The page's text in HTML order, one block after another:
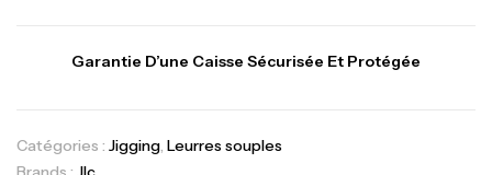
Garantie D’une Caisse Sécurisée Et Protégée
Catégories : Jigging Leurres souples